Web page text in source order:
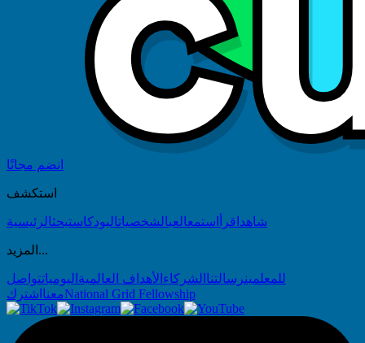
انضم مجانًا
استكشف
شاهد اقرأ استمعالعبالشخصياتالبودكاستبحثالرئيسية
المزيد...
للمعلمينرسالتنا الشركاء الأهداف العالمية اليومياتتواصل
معنا اشترك National Grid Fellowship